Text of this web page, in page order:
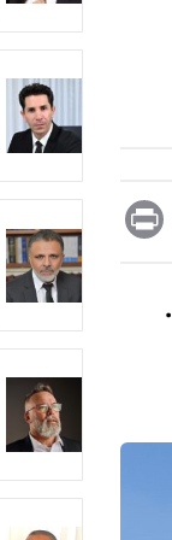
Message
Print